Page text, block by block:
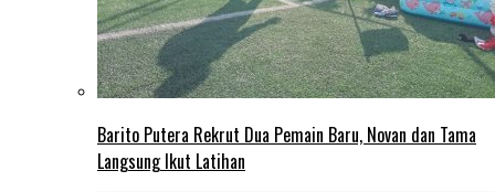
Barito Putera Rekrut Dua Pemain Baru, Novan dan Tama
Langsung Ikut Latihan